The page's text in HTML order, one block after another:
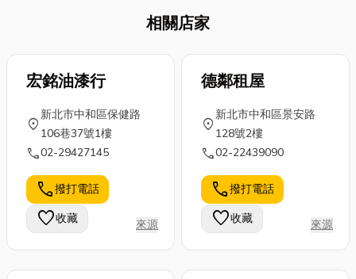
時，有許多關
鍵因素需要考
慮。跟著
SuperLife 一起
來看台中人氣
最高的 10 大
時了解台中鋁
門窗價格行
情，鋁門窗品
的熱水器，甚
煙機、RO淨水
器，這些 瓦斯
響到我們的安
多人不知道，
消防署也規定
了液化石油氣
費： 👉 同一
瓦...
出現濕痕甚至
水漬，讓人頭
裝修沒多久，
怎麼又出現壁
癌？其實這些
問題，往往不
是裝修本身的
錯，而是背後
潛藏的漏水問
題沒被真正解
決...
相關店家
宏銘油漆行
location_on
新北市中和區保健路
106巷37號1樓
call02-29427145
call撥打電話
favorite收藏 來源
德鄰租屋
location_on
新北市中和區景安路
128號2樓
call02-22439090
call撥打電話
favorite收藏 來源